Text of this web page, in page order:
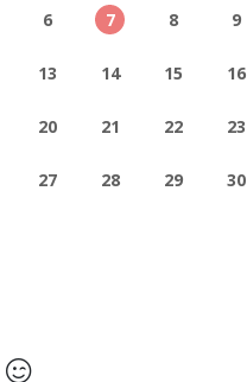
6 7 8 9
13 14 15 16
20 21 22 23
27 28 29 30